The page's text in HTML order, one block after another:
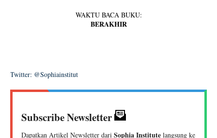
WAKTU BACA BUKU:
BERAKHIR
Twitter: @Sophiainstitut
Subscribe Newsletter
Dapatkan Artikel Newsletter dari Sophia Institute langsung ke